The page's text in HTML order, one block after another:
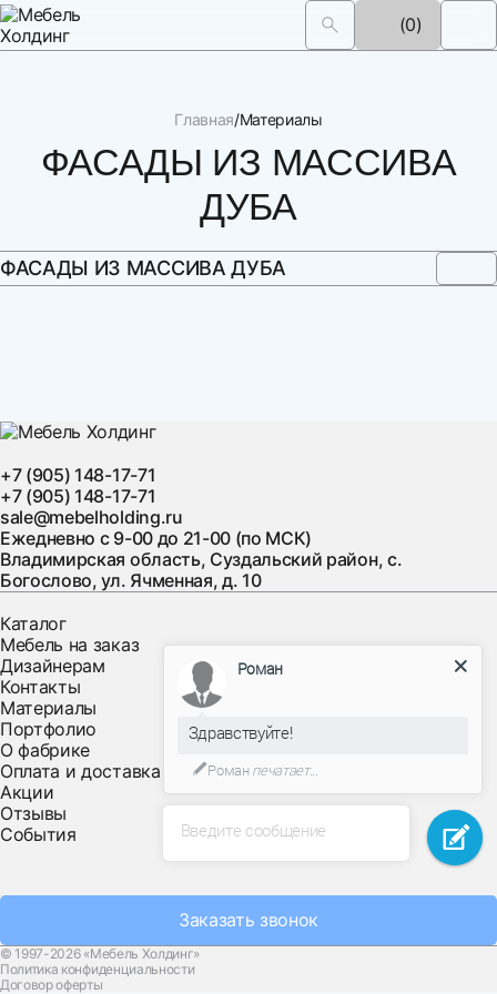
(0)
Главная Материалы
ФАСАДЫ ИЗ МАССИВА
ДУБА
ФАСАДЫ ИЗ МАССИВА ДУБА
+7 (905) 148-17-71
+7 (905) 148-17-71
sale@mebelholding.ru
Ежедневно с 9-00 до 21-00 (по МСК)
Владимирская область, Суздальский район, с.
Богослово, ул. Ячменная, д. 10
Каталог
Мебель на заказ
Дизайнерам
Контакты
Материалы
Портфолио
О фабрике
Оплата и доставка
Акции
Отзывы
События
Заказать звонок
© 1997-2026 «Мебель Холдинг»
Политика конфиденциальности
Договор оферты
Введите сообщение
Роман
Здравствуйте!
Романпечатает...